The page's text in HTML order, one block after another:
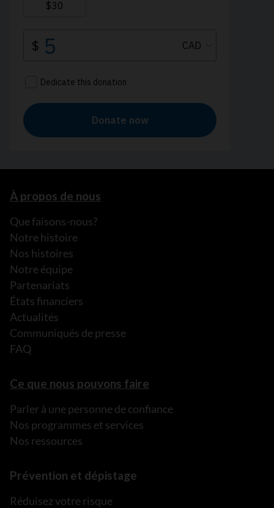
À propos de nous
Que faisons-nous?
Notre histoire
Nos histoires
Notre équipe
Partenariats
États financiers
Actualités
Communiqués de presse
FAQ
Ce que nous pouvons faire
Parler à une personne de confiance
Nos programmes et services
Nos ressources
Prévention et dépistage
Réduisez votre risque